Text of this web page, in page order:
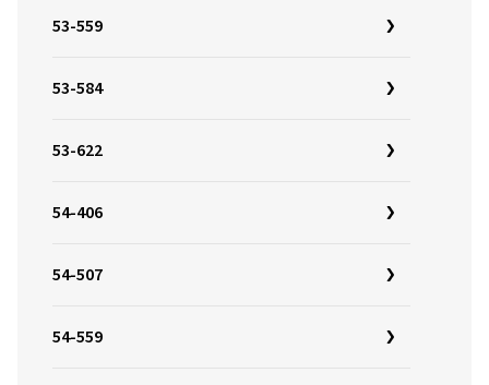
53-559
53-584
53-622
54-406
54-507
54-559